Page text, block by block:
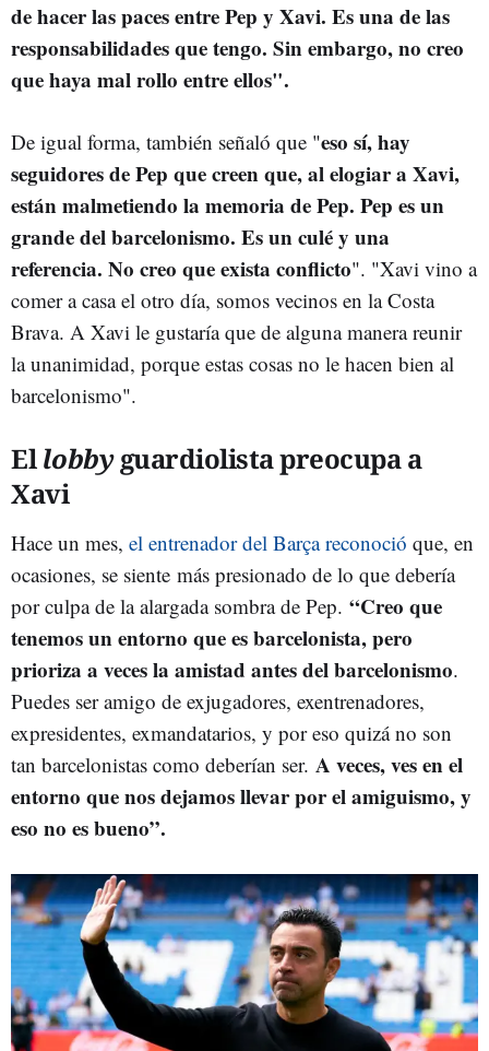
de hacer las paces entre Pep y Xavi. Es una de las
responsabilidades que tengo. Sin embargo, no creo
que haya mal rollo entre ellos".
De igual forma, también señaló que "eso sí, hay
seguidores de Pep que creen que, al elogiar a Xavi,
están malmetiendo la memoria de Pep. Pep es un
grande del barcelonismo. Es un culé y una
referencia. No creo que exista conflicto". "Xavi vino a
comer a casa el otro día, somos vecinos en la Costa
Brava. A Xavi le gustaría que de alguna manera reunir
la unanimidad, porque estas cosas no le hacen bien al
barcelonismo".
Ellobbyguardiolista preocupa a
Xavi
Hace un mes, el entrenador del Barça reconoció que, en
ocasiones, se siente más presionado de lo que debería
por culpa de la alargada sombra de Pep. “Creo que
tenemos un entorno que es barcelonista, pero
prioriza a veces la amistad antes del barcelonismo.
Puedes ser amigo de exjugadores, exentrenadores,
expresidentes, exmandatarios, y por eso quizá no son
tan barcelonistas como deberían ser. A veces, ves en el
entorno que nos dejamos llevar por el amiguismo, y
eso no es bueno”.